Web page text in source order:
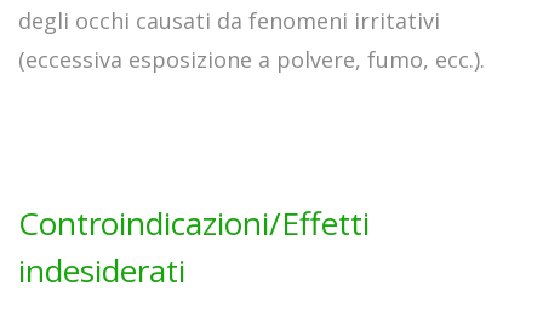
degli occhi causati da fenomeni irritativi
(eccessiva esposizione a polvere, fumo, ecc.).
Controindicazioni/Effetti
indesiderati